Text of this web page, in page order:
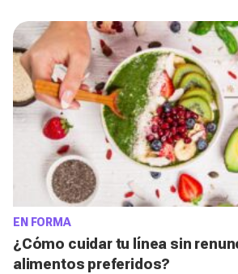
EN FORMA
¿Cómo cuidar tu línea sin
alimentos preferidos?